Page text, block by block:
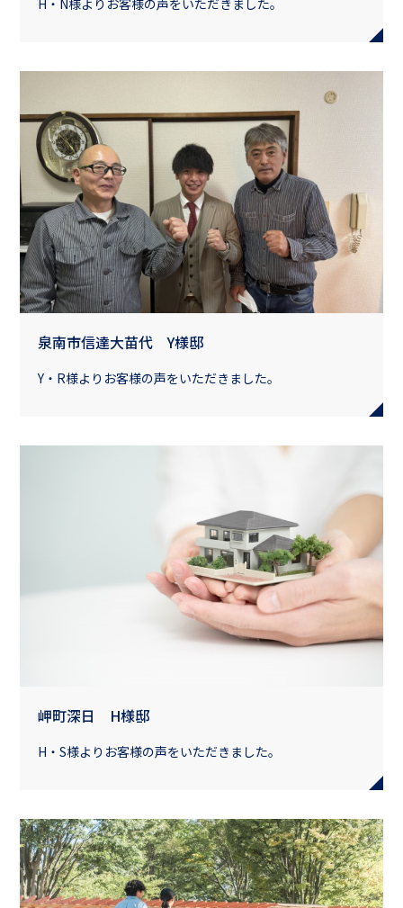
H・N様よりお客様の声をいただきました。
泉南市信達大苗代 Y様邸
Y・R様よりお客様の声をいただきました。
岬町深日 H様邸
H・S様よりお客様の声をいただきました。